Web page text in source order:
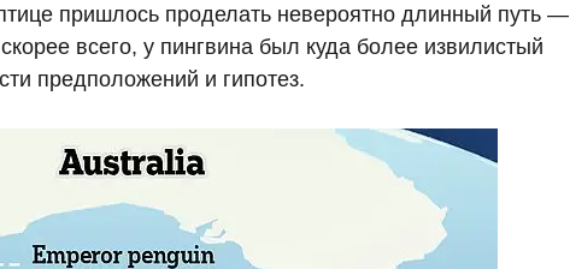
пришлось проделать невероятно длинный путь —
всего, у пингвина был куда более извилистый
предположений и гипотез.